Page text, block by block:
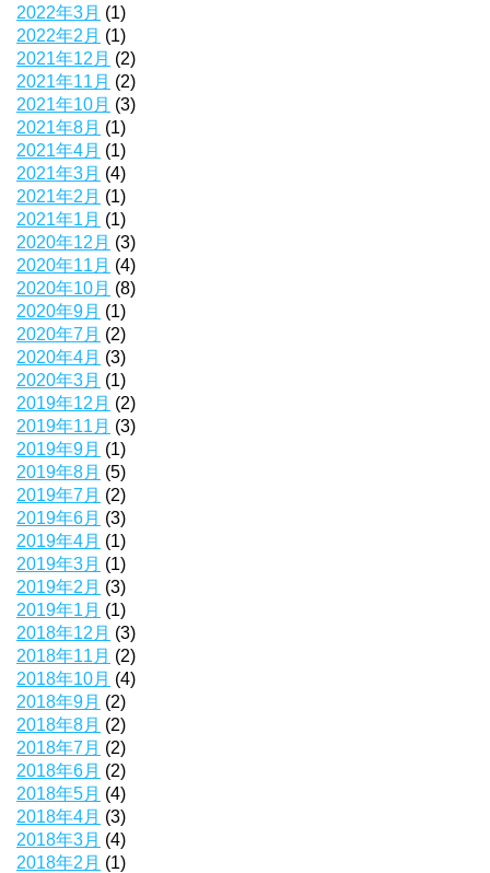
2022年3月 (1)
2022年2月 (1)
2021年12月 (2)
2021年11月 (2)
2021年10月 (3)
2021年8月 (1)
2021年4月 (1)
2021年3月 (4)
2021年2月 (1)
2021年1月 (1)
2020年12月 (3)
2020年11月 (4)
2020年10月 (8)
2020年9月 (1)
2020年7月 (2)
2020年4月 (3)
2020年3月 (1)
2019年12月 (2)
2019年11月 (3)
2019年9月 (1)
2019年8月 (5)
2019年7月 (2)
2019年6月 (3)
2019年4月 (1)
2019年3月 (1)
2019年2月 (3)
2019年1月 (1)
2018年12月 (3)
2018年11月 (2)
2018年10月 (4)
2018年9月 (2)
2018年8月 (2)
2018年7月 (2)
2018年6月 (2)
2018年5月 (4)
2018年4月 (3)
2018年3月 (4)
2018年2月 (1)